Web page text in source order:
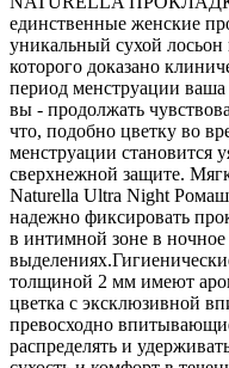
единственные женские
уникальный сухой
которого доказано
период менструации
вы - продолжать
что, подобно цветку во
менструации становится
сверхнежной защите.
Naturella Ultra Night
надежно фиксировать
в интимной зоне в
толщиной 2 мм имеют
цветка с эксклюзивной
превосходно
распределять и